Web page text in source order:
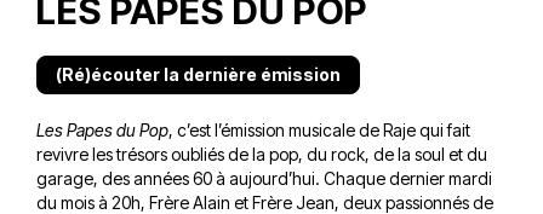
LES PAPES DU POP
(Ré)écouter la dernière émission
Les Papes du Pop, c’est l’émission musicale de Raje qui fait
revivre les trésors oubliés de la pop, du rock, de la soul et du
garage, des années 60 à aujourd’hui. Chaque dernier mardi
du mois à 20h, Frère Alain et Frère Jean, deux passionnés de